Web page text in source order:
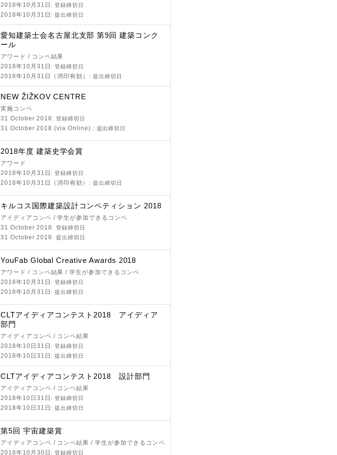
2018年10月31日 : 登録締切日
2018年10月31日 : 提出締切日
愛知建築士会名古屋北支部 第9回 建築コンク
ール
アワード / コンペ結果
2018年10月31日 : 登録締切日
2018年10月31日（消印有効） : 提出締切日
NEW ŽIŽKOV CENTRE
実施コンペ
31 October 2018 : 登録締切日
31 October 2018 (via Online) : 提出締切日
2018年度 建築史学会賞
アワード
2018年10月31日 : 登録締切日
2018年10月31日（消印有効） : 提出締切日
キルコス国際建築設計コンペティション 2018
アイディアコンペ / 学生が参加できるコンペ
31 October 2018 : 登録締切日
31 October 2018 : 提出締切日
YouFab Global Creative Awards 2018
アワード / コンペ結果 / 学生が参加できるコンペ
2018年10月31日 : 登録締切日
2018年10月31日 : 提出締切日
CLTアイディアコンテスト2018 アイディア
部門
アイディアコンペ / コンペ結果
2018年10日31日 : 登録締切日
2018年10日31日 : 提出締切日
CLTアイディアコンテスト2018 設計部門
アイディアコンペ / コンペ結果
2018年10日31日 : 登録締切日
2018年10日31日 : 提出締切日
第5回 宇宙建築賞
アイディアコンペ / コンペ結果 / 学生が参加できるコンペ
2018年10月30日 : 登録締切日